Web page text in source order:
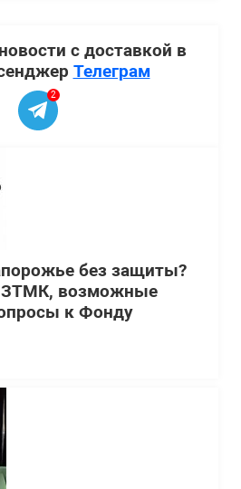
с доставкой в
Телеграм
2
без защиты?
ЗТМК, возможные
к Фонду